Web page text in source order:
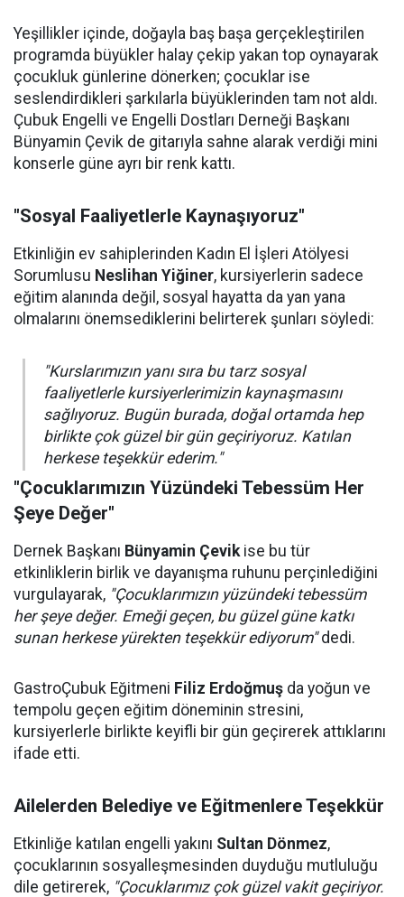
Yeşillikler içinde, doğayla baş başa gerçekleştirilen
programda büyükler halay çekip yakan top oynayarak
çocukluk günlerine dönerken; çocuklar ise
seslendirdikleri şarkılarla büyüklerinden tam not aldı.
Çubuk Engelli ve Engelli Dostları Derneği Başkanı
Bünyamin Çevik de gitarıyla sahne alarak verdiği mini
konserle güne ayrı bir renk kattı.
"Sosyal Faaliyetlerle Kaynaşıyoruz"
Etkinliğin ev sahiplerinden Kadın El İşleri Atölyesi
Sorumlusu Neslihan Yiğiner, kursiyerlerin sadece
eğitim alanında değil, sosyal hayatta da yan yana
olmalarını önemsediklerini belirterek şunları söyledi:
"Kurslarımızın yanı sıra bu tarz sosyal
faaliyetlerle kursiyerlerimizin kaynaşmasını
sağlıyoruz. Bugün burada, doğal ortamda hep
birlikte çok güzel bir gün geçiriyoruz. Katılan
herkese teşekkür ederim."
"Çocuklarımızın Yüzündeki Tebessüm Her
Şeye Değer"
Dernek Başkanı Bünyamin Çevikise bu tür
etkinliklerin birlik ve dayanışma ruhunu perçinlediğini
vurgulayarak, "Çocuklarımızın yüzündeki tebessüm
her şeye değer. Emeği geçen, bu güzel güne katkı
sunan herkese yürekten teşekkür ediyorum"dedi.
GastroÇubuk Eğitmeni Filiz Erdoğmuş da yoğun ve
tempolu geçen eğitim döneminin stresini,
kursiyerlerle birlikte keyifli bir gün geçirerek attıklarını
ifade etti.
Ailelerden Belediye ve Eğitmenlere Teşekkür
Etkinliğe katılan engelli yakını Sultan Dönmez,
çocuklarının sosyalleşmesinden duyduğu mutluluğu
dile getirerek, "Çocuklarımız çok güzel vakit geçiriyor.